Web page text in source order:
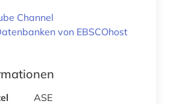
Channel
von EBSCOhost
ASE